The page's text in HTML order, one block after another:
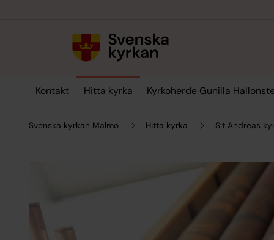
Kontakt Hitta kyrka Kyrkoherde Gunilla
Svenska kyrkan Malmö Hitta kyrka S:t Andreas